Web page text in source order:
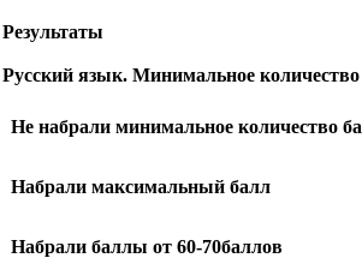
Результаты
Русский язык. Минимальное количество
Не набрали минимальное количество
Набрали максимальный балл
Набрали баллы от 60-70баллов